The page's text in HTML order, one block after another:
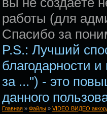
работы (для
Спасибо за
P.S.: Лучший
благодарности
за ...") - это
данного
Главная » Файлы » VIDEO ВИДЕО